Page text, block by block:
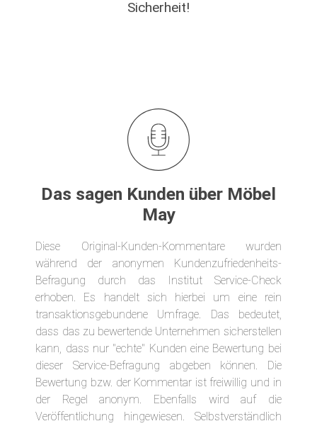
Sicherheit!
Das sagen Kunden über Möbel
May
Diese Original-Kunden-Kommentare wurden
während der anonymen Kundenzufriedenheits-
Befragung durch das Institut Service-Check
erhoben. Es handelt sich hierbei um eine rein
transaktionsgebundene Umfrage. Das bedeutet,
dass das zu bewertende Unternehmen sicherstellen
kann, dass nur "echte" Kunden eine Bewertung bei
dieser Service-Befragung abgeben können. Die
Bewertung bzw. der Kommentar ist freiwillig und in
der Regel anonym. Ebenfalls wird auf die
Veröffentlichung hingewiesen. Selbstverständlich